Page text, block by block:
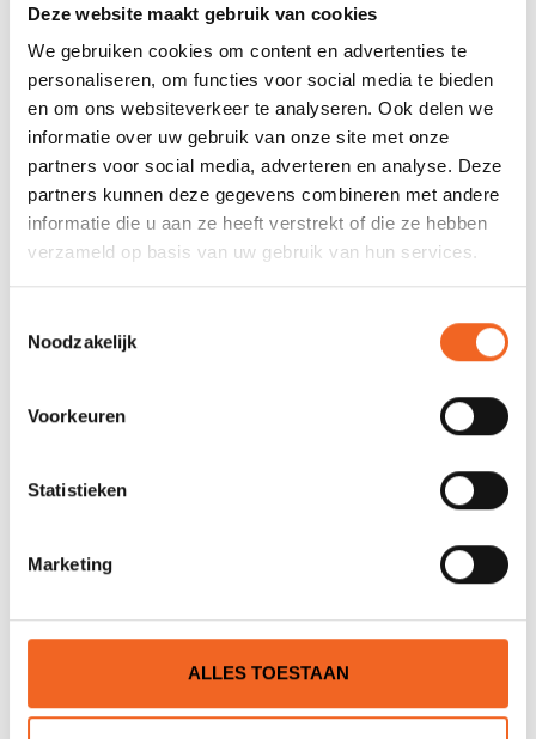
Deze website maakt gebruik van cookies
We gebruiken cookies om content en advertenties te
personaliseren, om functies voor social media te bieden
en om ons websiteverkeer te analyseren. Ook delen we
informatie over uw gebruik van onze site met onze
partners voor social media, adverteren en analyse. Deze
partners kunnen deze gegevens combineren met andere
informatie die u aan ze heeft verstrekt of die ze hebben
verzameld op basis van uw gebruik van hun services.
Noodzakelijk
Voorkeuren
Statistieken
Marketing
ALLES TOESTAAN
SUNNY OVAALBEUGELS J-
RACK, P.P. INCL. 2
€39,00€25,00
PROHAMOT
OVAALBEUGELS HEAVY
€55,00€39,00
PROFIEL
PROFIELMONTAGE